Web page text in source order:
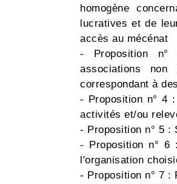
homogène
lucratives et de
accès au mécénat
- Proposition n°
associations
correspondant à
- Proposition n° 4
activités et/ou
- Proposition n° 5 :
- Proposition n° 6
l'organisation
- Proposition n° 7 :